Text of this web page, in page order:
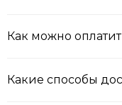
Как можно
Какие способы